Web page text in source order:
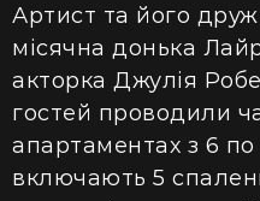
Артист та його
місячна донька
акторка Джулія
гостей проводили
апартаментах з 6
включають 5